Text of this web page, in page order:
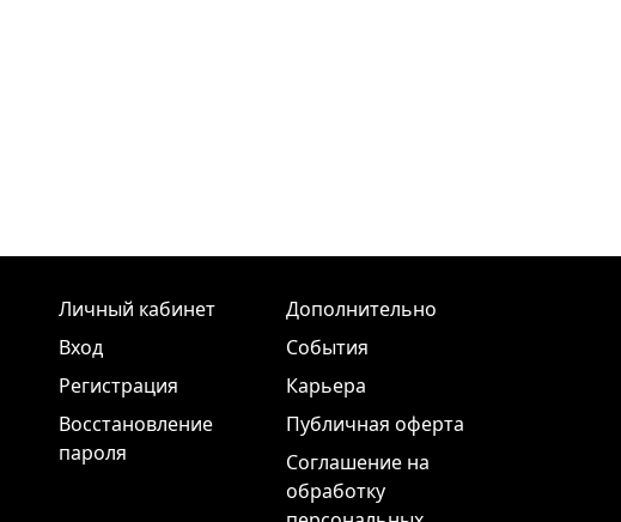
Личный кабинет
Вход
Регистрация
Восстановление
пароля
Дополнительно
События
Карьера
Публичная оферта
Соглашение на
обработку